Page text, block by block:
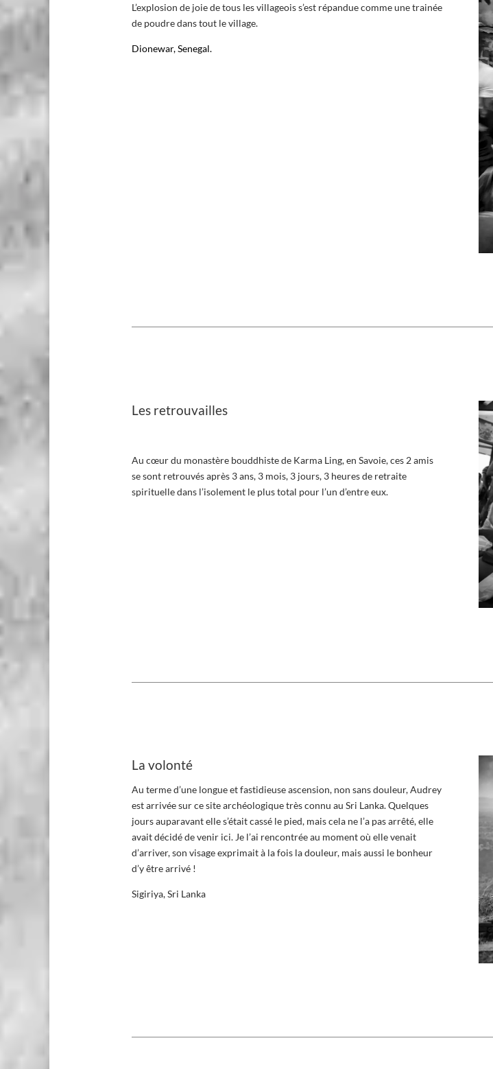
L’explosion de joie de tous les villageois s’est répandue comme une trainée
de poudre dans tout le village.
Dionewar, Senegal.
Les retrouvailles
Au cœur du monastère bouddhiste de Karma Ling, en Savoie, ces 2 amis
se sont retrouvés après 3 ans, 3 mois, 3 jours, 3 heures de retraite
spirituelle dans l’isolement le plus total pour l’un d’entre eux.
La volonté
Au terme d’une longue et fastidieuse ascension, non sans douleur, Audrey
est arrivée sur ce site archéologique très connu au Sri Lanka. Quelques
jours auparavant elle s’était cassé le pied, mais cela ne l’a pas arrêté, elle
avait décidé de venir ici. Je l’ai rencontrée au moment où elle venait
d’arriver, son visage exprimait à la fois la douleur, mais aussi le bonheur
d’y être arrivé !
Sigiriya, Sri Lanka